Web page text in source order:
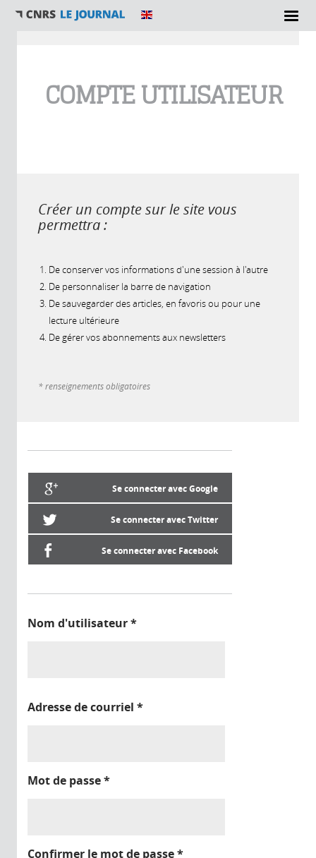
COMPTE UTILISATEUR
Créer un compte sur le site vous
permettra :
De conserver vos informations d'une session à l'autre
De personnaliser la barre de navigation
De sauvegarder des articles, en favoris ou pour une
lecture ultérieure
De gérer vos abonnements aux newsletters
* renseignements obligatoires
Se connecter avec Google
Se connecter avec Twitter
Se connecter avec Facebook
Nom d'utilisateur*
Adresse de courriel *
Mot de passe*
Confirmer le mot de passe*